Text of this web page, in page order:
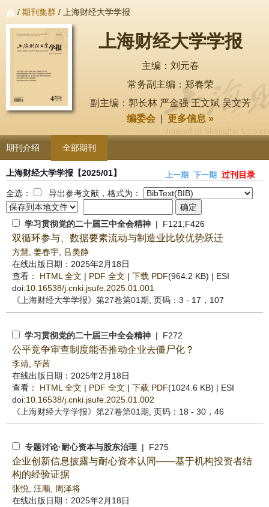
/ 期刊集群 / 上海财经大学学报
上海财经大学学报
主编：刘元春
常务副主编：郑春荣
副主编：郭长林 严金强 王文斌 吴文芳
编委会 |更多信息 »
期刊介绍 全部期刊
上海财经大学学报 【2025/01】 上一期 下一期
过刊目录
全选：
导出参考文献，格式为：
学习贯彻党的二十届三中全会精神 | F121;F426
双循环参与、数据要素流动与制造业比较优势跃迁
方慧 姜春宇
吕美静
在线出版日期：2025年2月18日
查看： HTML 全文 | PDF 全文 | 下载 PDF(964.2 KB) | ESI
doi:10.16538/j.cnki.jsufe.2025.01.001
《上海财经大学学报》 第27卷第01期 , 页码：3 - 17，107
学习贯彻党的二十届三中全会精神 | F272
公平竞争审查制度能否推动企业去僵尸化？
李靖 毕茜
在线出版日期：2025年2月18日
查看： HTML 全文 | PDF 全文 | 下载 PDF(1024.6 KB) | ESI
doi:10.16538/j.cnki.jsufe.2025.01.002
《上海财经大学学报》 第27卷第01期 , 页码：18 - 30，46
专题讨论·耐心资本与股东治理 | F275
企业创新信息披露与耐心资本认同——基于机构投资者结
构的经验证据
张悦 汪顺
周泽将
在线出版日期：2025年2月18日